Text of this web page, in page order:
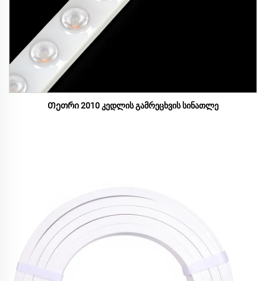
Თეთრი 2010 კედლის გამრეცხვის სინათლე